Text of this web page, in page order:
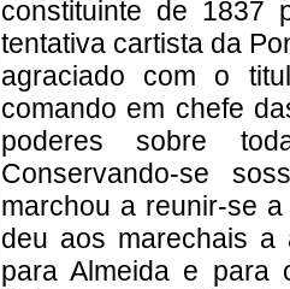
constituinte de 1837
tentativa cartista da
agraciado com o
comando em chefe
poderes sobre
Conservando-se
marchou a reunir-se
deu aos marechais a
para Almeida e para